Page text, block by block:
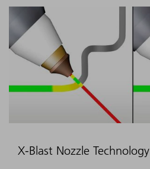
X-Blast Nozzle Technology